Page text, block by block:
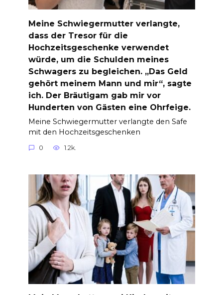
Meine Schwiegermutter verlangte,
dass der Tresor für die
Hochzeitsgeschenke verwendet
würde, um die Schulden meines
Schwagers zu begleichen. „Das Geld
gehört meinem Mann und mir“, sagte
ich. Der Bräutigam gab mir vor
Hunderten von Gästen eine Ohrfeige.
Meine Schwiegermutter verlangte den Safe
mit den Hochzeitsgeschenken
0 1.2k.